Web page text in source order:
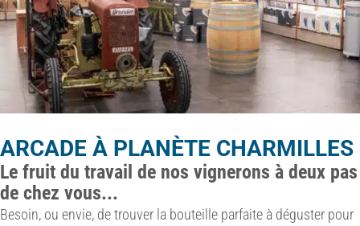
ARCADE À PLANÈTE CHARMILLES
Le fruit du travail de nos vignerons à deux pas
de chez vous...
Besoin, ou envie, de trouver la bouteille parfaite à déguster pour